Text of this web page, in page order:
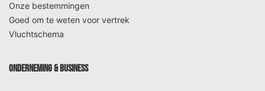
Onze bestemmingen
Goed om te weten voor vertrek
Vluchtschema
ONDERNEMING & BUSINESS